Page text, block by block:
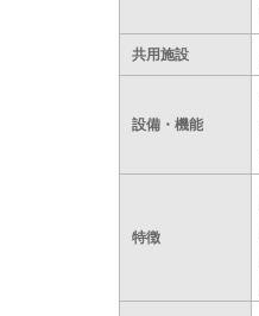
共用施設
設備・機能
特徴